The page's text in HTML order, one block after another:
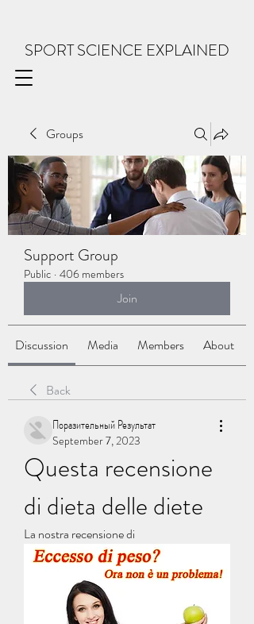
SPORT SCIENCE EXPLAINED
Groups
Support Group
Public · 406 members
Join
Discussion Media Members About
Back
Поразительный Результат
September 7, 2023
Questa recensione
di dieta delle diete
La nostra recensione di